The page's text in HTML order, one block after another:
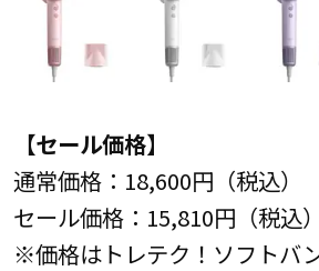
【セール価格】
通常価格：18,600円（税込）
セール価格：15,810円（税込
※価格はトレテク！ソフトバ